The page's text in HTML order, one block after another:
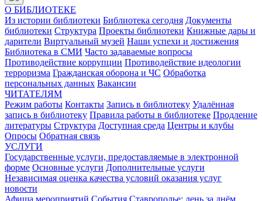
О БИБЛИОТЕКЕ
Из истории библиотеки Библиотека сегодня Документы
библиотеки Структура Проекты библиотеки Книжные дары и
дарители Виртуальный музей Наши успехи и достижения
Библиотека в СМИ Часто задаваемые вопросы
Противодействие коррупции Противодействие идеологии
терроризма Гражданская оборона и ЧС Обработка
персональных данных Вакансии
ЧИТАТЕЛЯМ
Режим работы Контакты Запись в библиотеку Удалённая
запись в библиотеку Правила работы в библиотеке Продление
литературы Структура Доступная среда Центры и клубы
Опросы Обратная связь
УСЛУГИ
Государственные услуги, предоставляемые в электронной
форме Основные услуги Дополнительные услуги
Независимая оценка качества условий оказания услуг
новости
Афиша мероприятий События Ставрополье: день за днём